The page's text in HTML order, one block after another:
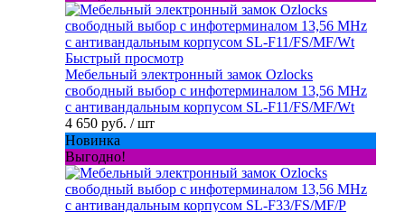
Быстрый просмотр
Мебельный электронный замок Ozlocks
свободный выбор с инфотерминалом 13,56 MHz
с антивандальным корпусом SL-F11/FS/MF/Wt
4 650 руб. / шт
Новинка
Выгодно!